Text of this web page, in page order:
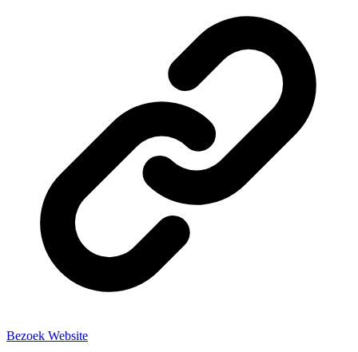
Bezoek Website